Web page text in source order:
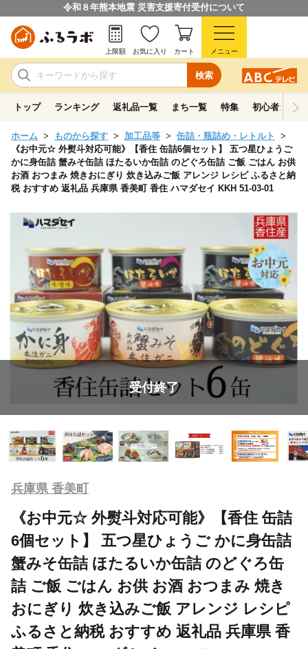
令和８年熊本地震 災害支援寄付受付について
検索
上限額 お気に入り カート メニュー
トップ ランキング 返礼品一覧 まち一覧 特集 初心者ガイド
ホーム ものから探す 加工品等
缶詰・瓶詰め・レトルト
《お中元☆ 外熨斗対応可能》【香住 缶詰6個セット】 五つ星ひょうご
かに身缶詰 蟹みそ缶詰 ほたるいか缶詰 のどぐろ缶詰 ご飯 ごはん お供
お酒 おつまみ 焼きおにぎり 炊き込みご飯 アレンジ レシピ ふるさと納
税 おすすめ 返礼品 兵庫県 香美町 香住 ハマダセイ KKH 51-03-01
受付終了
兵庫県 香美町
《お中元☆ 外熨斗対応可能》【香住 缶詰
6個セット】 五つ星ひょうご かに身缶詰
蟹みそ缶詰 ほたるいか缶詰 のどぐろ缶
詰 ご飯 ごはん お供 お酒 おつまみ 焼き
おにぎり 炊き込みご飯 アレンジ レシピ
ふるさと納税 おすすめ 返礼品 兵庫県 香